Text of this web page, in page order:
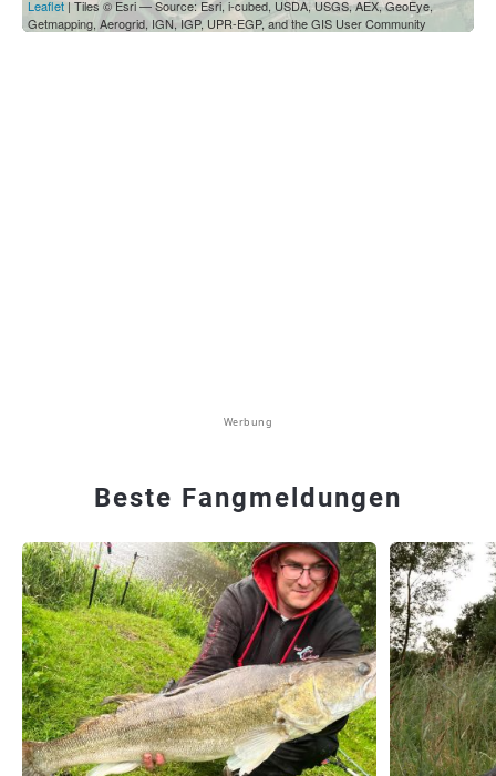
Leaflet| Tiles © Esri — Source: Esri, i-cubed, USDA, USGS, AEX, GeoEye,
Getmapping, Aerogrid, IGN, IGP, UPR-EGP, and the GIS User Community
Werbung
Beste Fangmeldungen